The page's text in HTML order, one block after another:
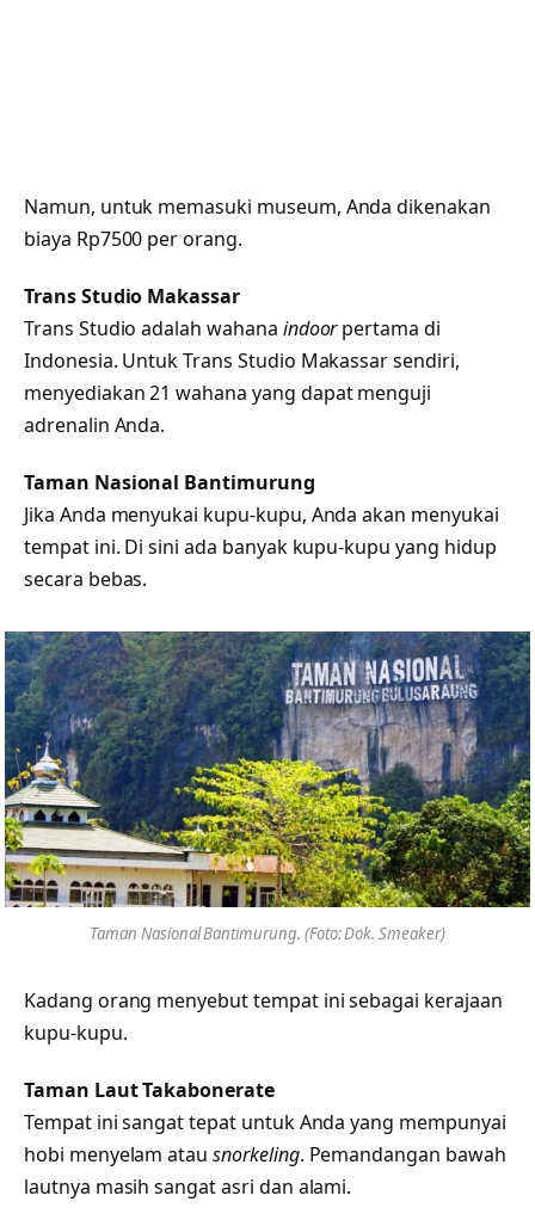
Namun, untuk memasuki museum, Anda dikenakan
biaya Rp7500 per orang.
Trans Studio Makassar
Trans Studio adalah wahana indoorpertama di
Indonesia. Untuk Trans Studio Makassar sendiri,
menyediakan 21 wahana yang dapat menguji
adrenalin Anda.
Taman Nasional Bantimurung
Jika Anda menyukai kupu-kupu, Anda akan menyukai
tempat ini. Di sini ada banyak kupu-kupu yang hidup
secara bebas.
Taman Nasional Bantimurung. (Foto: Dok. Smeaker)
Kadang orang menyebut tempat ini sebagai kerajaan
kupu-kupu.
Taman Laut Takabonerate
Tempat ini sangat tepat untuk Anda yang mempunyai
hobi menyelam atausnorkeling. Pemandangan bawah
lautnya masih sangat asri dan alami.